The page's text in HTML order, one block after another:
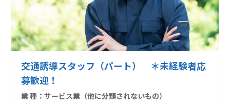
交通誘導スタッフ（パート） ＊未経験者応
募歓迎！
業 種： サービス業（他に分類されないもの）